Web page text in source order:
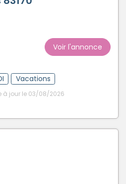
Voir l'annonce
Vacations
à jour le 03/08/2026